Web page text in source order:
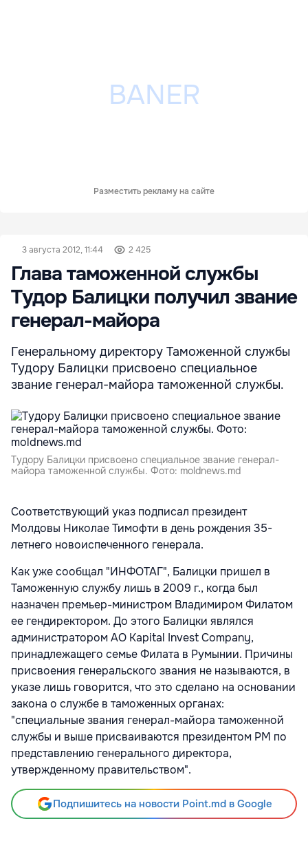
Разместить рекламу на сайте
3 августа 2012, 11:44 2 425
Глава таможенной службы
Тудор Балицки получил звание
генерал-майора
Генеральному директору Таможенной службы
Тудору Балицки присвоено специальное
звание генерал-майора таможенной службы.
Тудору Балицки присвоено специальное звание генерал-
майора таможенной службы. Фото: moldnews.md
Соответствующий указ подписал президент
Молдовы Николае Тимофти в день рождения 35-
летнего новоиспеченного генерала.
Как уже сообщал "ИНФОТАГ", Балицки пришел в
Таможенную службу лишь в 2009 г., когда был
назначен премьер-министром Владимиром Филатом
ее гендиректором. До этого Балицки являлся
администратором АО Kapital Invest Company,
принадлежащего семье Филата в Румынии. Причины
присвоения генеральского звания не называются, в
указе лишь говорится, что это сделано на основании
закона о службе в таможенных органах:
"специальные звания генерал-майора таможенной
службы и выше присваиваются президентом РМ по
представлению генерального директора,
утвержденному правительством".
Подпишитесь на новости Point.md в Google